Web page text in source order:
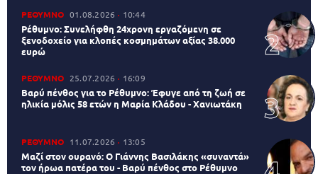
ΡΕΘΥΜΝΟ 01.08.2026 10:44
Ρέθυμνο: Συνελήφθη 24χρονη εργαζόμενη σε
ξενοδοχείο για κλοπές κοσμημάτων αξίας 38.000
ευρώ
ΡΕΘΥΜΝΟ 25.07.2026 16:09
Βαρύ πένθος για το Ρέθυμνο: Έφυγε από τη ζωή σε
ηλικία μόλις 58 ετών η Μαρία Κλάδου - Χανιωτάκη
ΡΕΘΥΜΝΟ 11.07.2026 13:05
Μαζί στον ουρανό: Ο Γιάννης Βασιλάκης «συναντά»
τον ήρωα πατέρα του - Βαρύ πένθος στο Ρέθυμνο